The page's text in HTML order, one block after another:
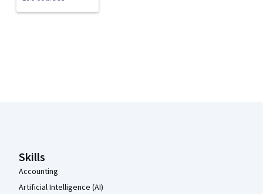
Skills
Accounting
Artificial Intelligence (AI)